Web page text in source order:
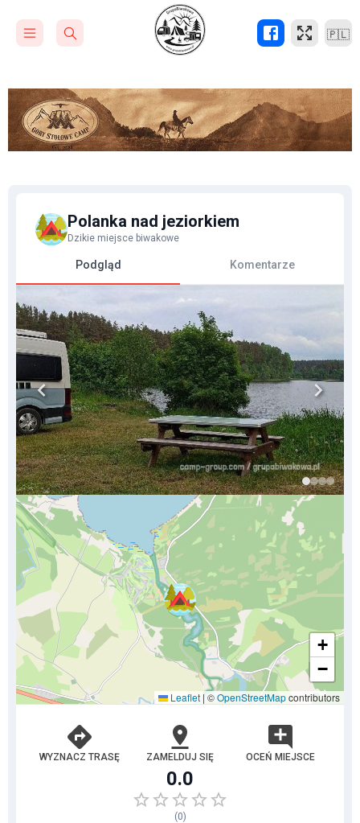
🇵🇱
Polanka nad jeziorkiem
Dzikie miejsce biwakowe
Podgląd Komentarze
+
−
Leaflet | ©OpenStreetMapcontributors
WYZNACZ TRASĘ ZAMELDUJ SIĘ OCEŃ MIEJSCE
0.0
(0)